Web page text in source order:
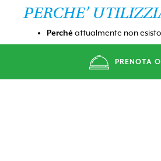
PERCHE’
Perché attualmente non
Perché è’ un detergente
PRENOTA